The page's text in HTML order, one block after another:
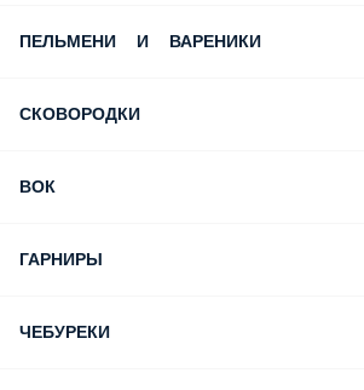
ПЕЛЬМЕНИ И ВАРЕНИКИ
СКОВОРОДКИ
ВОК
ГАРНИРЫ
ЧЕБУРЕКИ